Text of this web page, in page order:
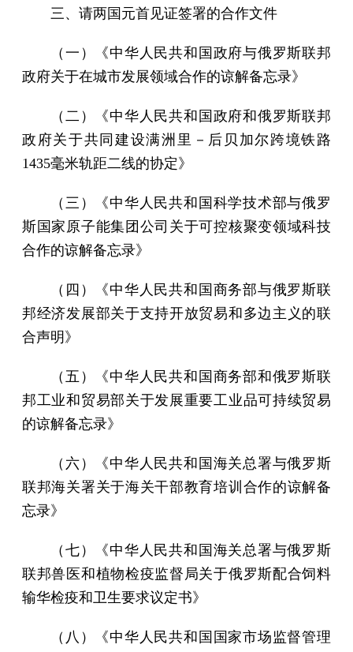
三、请两国元首见证签署的合作文件
（一）《中华人民共和国政府与俄罗斯联邦
政府关于在城市发展领域合作的谅解备忘录》
（二）《中华人民共和国政府和俄罗斯联邦
政府关于共同建设满洲里－后贝加尔跨境铁路
1435毫米轨距二线的协定》
（三）《中华人民共和国科学技术部与俄罗
斯国家原子能集团公司关于可控核聚变领域科技
合作的谅解备忘录》
（四）《中华人民共和国商务部与俄罗斯联
邦经济发展部关于支持开放贸易和多边主义的联
合声明》
（五）《中华人民共和国商务部和俄罗斯联
邦工业和贸易部关于发展重要工业品可持续贸易
的谅解备忘录》
（六）《中华人民共和国海关总署与俄罗斯
联邦海关署关于海关干部教育培训合作的谅解备
忘录》
（七）《中华人民共和国海关总署与俄罗斯
联邦兽医和植物检疫监督局关于俄罗斯配合饲料
输华检疫和卫生要求议定书》
（八）《中华人民共和国国家市场监督管理